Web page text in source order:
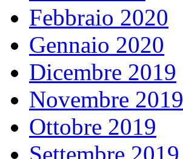
Febbraio 2020
Gennaio 2020
Dicembre 2019
Novembre 2019
Ottobre 2019
Settembre 2019